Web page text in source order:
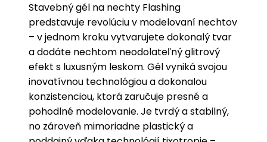
Stavebný gél na nechty Flashing
predstavuje revolúciu v modelovaní nechtov
– v jednom kroku vytvarujete dokonalý tvar
a dodáte nechtom neodolateľný glitrový
efekt s luxusným leskom. Gél vyniká svojou
inovatívnou technológiou a dokonalou
konzistenciou, ktorá zaručuje presné a
pohodlné modelovanie. Je tvrdý a stabilný,
no zároveň mimoriadne plastický a